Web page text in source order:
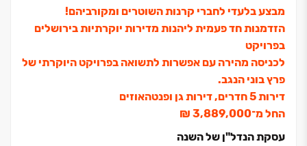
מבצע בלעדי לחברי קרנות השוטרים ומקורביהם!
הזדמנות חד פעמית ליהנות מדירות יוקרתיות בירושלים
בפרויקט
לכניסה מהירה עם אפשרות לתשואה בפרויקט היוקרתי של
פרץ בוני הנגב.
דירות ‏5 חדרים, דירות גן ופנטהאוזים
החל מ־‏3,889,000 ‏₪
עסקת הנדל"ן של השנה